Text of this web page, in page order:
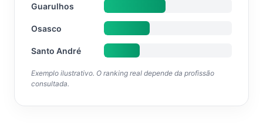
Guarulhos
Osasco
Santo André
Exemplo ilustrativo. O ranking real depende da profissão
consultada.